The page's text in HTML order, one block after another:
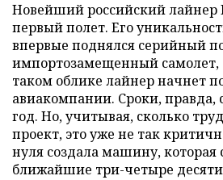
Новейший российский
первый полет. Его
впервые поднялся серийный
импортозамещенный самолет,
таком облике лайнер начнет
авиакомпании. Сроки, правда,
год. Но, учитывая, сколько
проект, это уже не так
нуля создала машину, которая
ближайшие три-четыре